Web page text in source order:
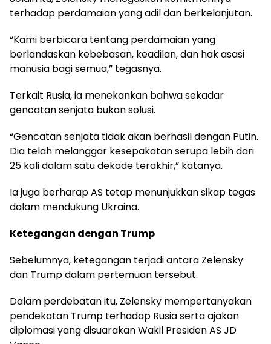
terhadap perdamaian yang adil dan berkelanjutan.
“Kami berbicara tentang perdamaian yang
berlandaskan kebebasan, keadilan, dan hak asasi
manusia bagi semua,” tegasnya.
Terkait Rusia, ia menekankan bahwa sekadar
gencatan senjata bukan solusi.
“Gencatan senjata tidak akan berhasil dengan Putin.
Dia telah melanggar kesepakatan serupa lebih dari
25 kali dalam satu dekade terakhir,” katanya.
Ia juga berharap AS tetap menunjukkan sikap tegas
dalam mendukung Ukraina.
Ketegangan dengan Trump
Sebelumnya, ketegangan terjadi antara Zelensky
dan Trump dalam pertemuan tersebut.
Dalam perdebatan itu, Zelensky mempertanyakan
pendekatan Trump terhadap Rusia serta ajakan
diplomasi yang disuarakan Wakil Presiden AS JD